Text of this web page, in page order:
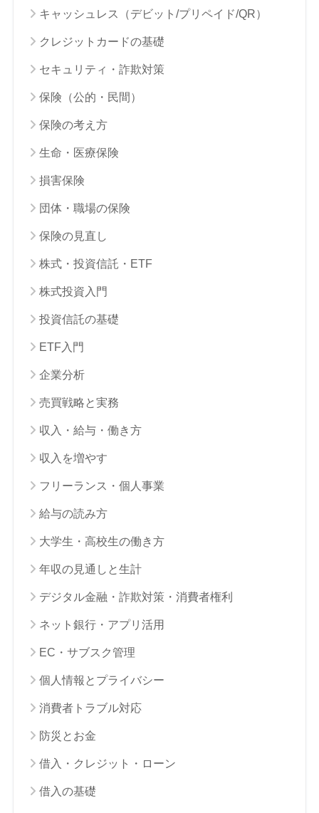
キャッシュレス（デビット/プリペイド/QR）
クレジットカードの基礎
セキュリティ・詐欺対策
保険（公的・民間）
保険の考え方
生命・医療保険
損害保険
団体・職場の保険
保険の見直し
株式・投資信託・ETF
株式投資入門
投資信託の基礎
ETF入門
企業分析
売買戦略と実務
収入・給与・働き方
収入を増やす
フリーランス・個人事業
給与の読み方
大学生・高校生の働き方
年収の見通しと生計
デジタル金融・詐欺対策・消費者権利
ネット銀行・アプリ活用
EC・サブスク管理
個人情報とプライバシー
消費者トラブル対応
防災とお金
借入・クレジット・ローン
借入の基礎